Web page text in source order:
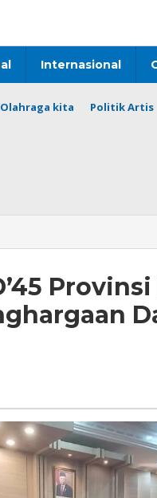
Internasional
Olahraga kita Politik Artis